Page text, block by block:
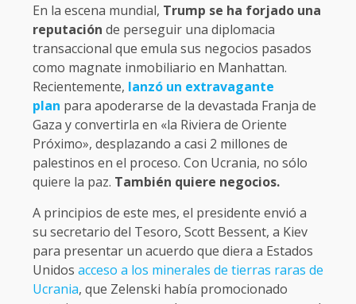
En la escena mundial, Trump se ha forjado una
reputación de perseguir una diplomacia
transaccional que emula sus negocios pasados
como magnate inmobiliario en Manhattan.
Recientemente, lanzó un extravagante
plan para apoderarse de la devastada Franja de
Gaza y convertirla en «la Riviera de Oriente
Próximo», desplazando a casi 2 millones de
palestinos en el proceso. Con Ucrania, no sólo
quiere la paz. También quiere negocios.
A principios de este mes, el presidente envió a
su secretario del Tesoro, Scott Bessent, a Kiev
para presentar un acuerdo que diera a Estados
Unidos acceso a los minerales de tierras raras de
Ucrania, que Zelenski había promocionado